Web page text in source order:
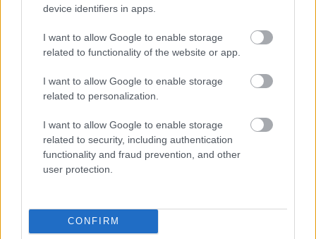
device identifiers in apps.
I want to allow Google to enable storage
related to functionality of the website or app.
I want to allow Google to enable storage
related to personalization.
I want to allow Google to enable storage
related to security, including authentication
functionality and fraud prevention, and other
user protection.
CONFIRM
Πρόεδρος του Διοικητικού Συμβουλίου και η
παρουσία του διασφαλίζει τη συνέχεια στη
στρατηγική του ομίλου. Ο Έλκαν έχει
συγχώνευση PSA-FCA όσο και στην επιλογή των
βασικών στελεχών.